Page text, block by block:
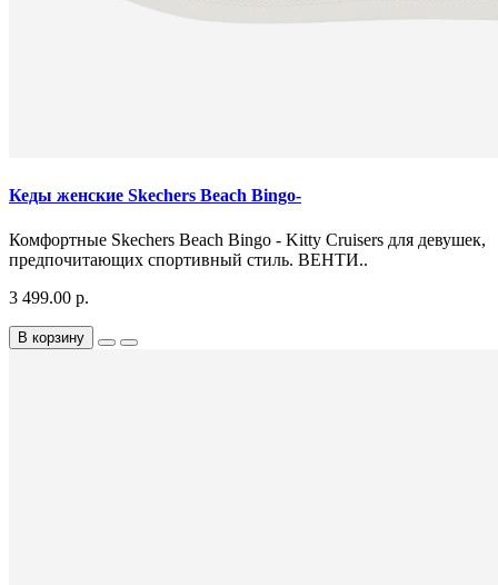
Кеды женские Skechers Beach Bingo-
Комфортные Skechers Beach Bingo - Kitty Cruisers для девушек,
предпочитающих спортивный стиль. ВЕНТИ..
3 499.00 р.
В корзину